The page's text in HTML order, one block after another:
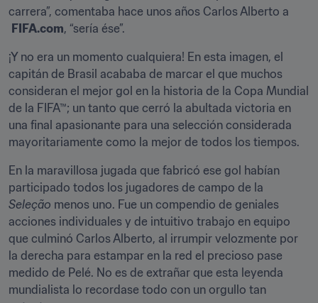
carrera”, comentaba hace unos años Carlos Alberto a
FIFA.com, “sería ése”.
¡Y no era un momento cualquiera! En esta imagen, el
capitán de Brasil acababa de marcar el que muchos
consideran el mejor gol en la historia de la Copa Mundial
de la FIFA™; un tanto que cerró la abultada victoria en
una final apasionante para una selección considerada
mayoritariamente como la mejor de todos los tiempos.
En la maravillosa jugada que fabricó ese gol habían
Seleção menos uno. Fue un compendio de geniales
acciones individuales y de intuitivo trabajo en equipo
que culminó Carlos Alberto, al irrumpir velozmente por
la derecha para estampar en la red el precioso pase
medido de Pelé. No es de extrañar que esta leyenda
mundialista lo recordase todo con un orgullo tan